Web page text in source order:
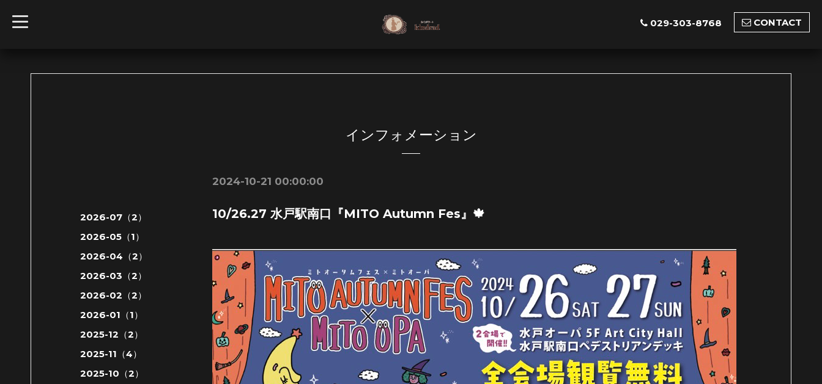
t
o
029-303-8768 CONTACT
インフォメーション
2024-10-21 00:00:00
10/26.27 水戸駅南口『MITO Autumn Fes』🍁
2026-07（2）
2026-05（1）
2026-04（2）
2026-03（2）
2026-02（2）
2026-01（1）
2025-12（2）
2025-11（4）
2025-10（2）